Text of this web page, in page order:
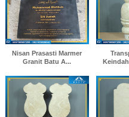
Nisan Prasasti Marmer
Granit Batu A...